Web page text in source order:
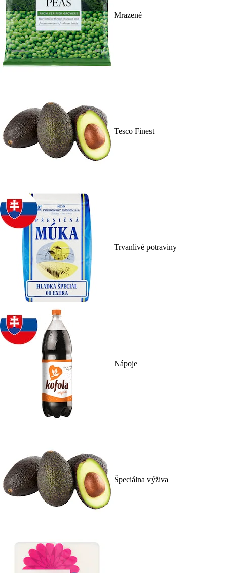
Mrazené
Tesco Finest
Trvanlivé potraviny
Nápoje
Špeciálna výživa